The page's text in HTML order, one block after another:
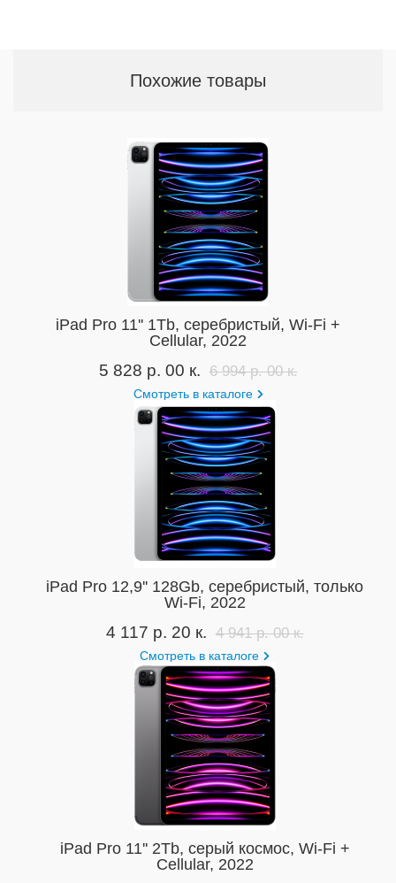
Похожие товары
iPad Pro 11'' 1Tb, серебристый, Wi-Fi +
Cellular, 2022
5 828 р. 00 к. 6 994 р. 00 к.
Смотреть в каталоге
iPad Pro 12,9'' 128Gb, серебристый, только
Wi-Fi, 2022
4 117 р. 20 к. 4 941 р. 00 к.
Смотреть в каталоге
iPad Pro 11'' 2Tb, серый космос, Wi-Fi +
Cellular, 2022